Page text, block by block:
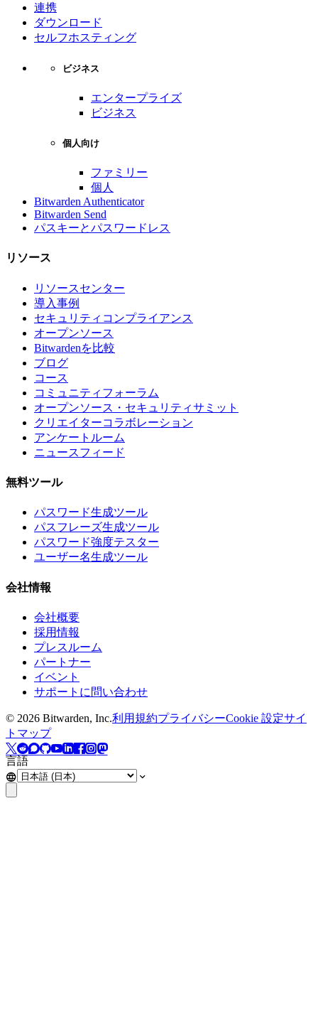
連携
ダウンロード
セルフホスティング
ビジネス
エンタープライズ
ビジネス
個人向け
ファミリー
個人
Bitwarden Authenticator
Bitwarden Send
パスキーとパスワードレス
リソース
リソースセンター
導入事例
セキュリティコンプライアンス
オープンソース
Bitwardenを比較
ブログ
コース
コミュニティフォーラム
オープンソース・セキュリティサミット
クリエイターコラボレーション
アンケートルーム
ニュースフィード
無料ツール
パスワード生成ツール
パスフレーズ生成ツール
パスワード強度テスター
ユーザー名生成ツール
会社情報
会社概要
採用情報
プレスルーム
パートナー
イベント
サポートに問い合わせ
© 2026 Bitwarden, Inc.利用規約プライバシーCookie 設定サイ
トマップ
言語